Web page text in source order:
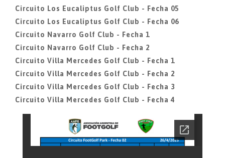
Circuito Los Eucaliptus Golf Club - Fecha 05
Circuito Los Eucaliptus Golf Club - Fecha 06
Circuito Navarro Golf Club - Fecha 1
Circuito Navarro Golf Club - Fecha 2
Circuito Villa Mercedes Golf Club - Fecha 1
Circuito Villa Mercedes Golf Club - Fecha 2
Circuito Villa Mercedes Golf Club - Fecha 3
Circuito Villa Mercedes Golf Club - Fecha 4